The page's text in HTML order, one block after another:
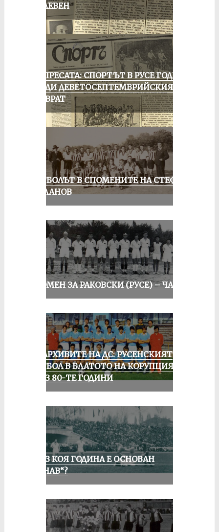
В ПЛЕВЕН
ОТ ПРЕСАТА: СПОРТЪТ В РУСЕ ГОДИНА
ПРЕДИ ДЕВЕТОСЕПТЕМВРИЙСКИЯ
ПРЕВРАТ
ФУТБОЛЪТ В СПОМЕНИТЕ НА СТЕФАН
МИЛАНОВ
СПОМЕН ЗА РАКОВСКИ (РУСЕ) – ЧАСТ I
ИЗ АРХИВИТЕ НА ДС: РУСЕНСКИЯТ
ФУТБОЛ В БЛАТОТО НА КОРУПЦИЯТА
ПРЕЗ 80-ТЕ ГОДИНИ
ПРЕЗ КОЯ ГОДИНА Е ОСНОВАН
„ДУНАВ“?